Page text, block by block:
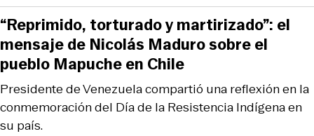
Presidente de Venezuela compartió una reflexión en la
conmemoración del Día de la Resistencia Indígena en
su país.
“Reprimido, torturado y martirizado”: el
mensaje de Nicolás Maduro sobre el
pueblo Mapuche en Chile